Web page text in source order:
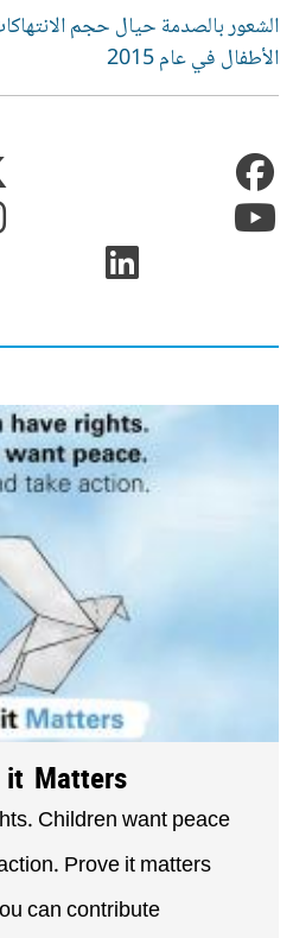
الشعور بالصدمة حيال حجم
الأطفال في عام 2015
Matters
Children want peace.
Prove it matters.
can contribute!